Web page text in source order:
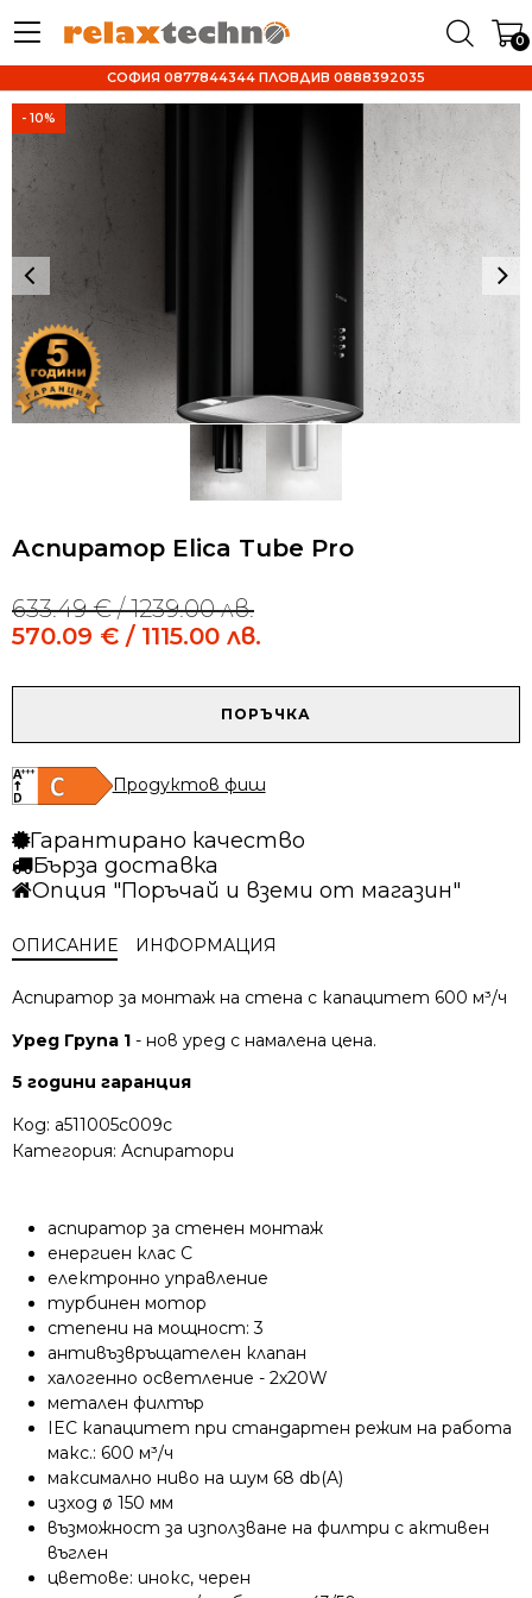
0
СОФИЯ 0877844344 ПЛОВДИВ 0888392035
- 10%
Аспиратор Elica Tube Pro
633.49€/ 1239.00 лв.
Original
price
633.49 €
570.09 € / 1115.00 лв.
Current
price
570.09 €
Elica
Tube
Pro
ПОРЪЧКА
Продуктов фиш
Гарантирано качество
Бърза доставка
Опция "Поръчай и вземи от магазин"
ОПИСАНИЕ ИНФОРМАЦИЯ
Аспиратор за монтаж на стена с капацитет 600 м³/ч
Уред Група 1 - нов уред с намалена цена.
5 години гаранция
Код: a511005c009c
Категория: Аспиратори
аспиратор за стенен монтаж
енергиен клас C
електронно управление
турбинен мотор
степени на мощност: 3
антивъзвръщателен клапан
халогенно осветление - 2х20W
метален филтър
IEC капацитет при стандартен режим на работа
макс.: 600 м³/ч
максимално ниво на шум 68 db(A)
изход ø 150 мм
възможност за използване на филтри с активен
въглен
цветове: инокс, черен